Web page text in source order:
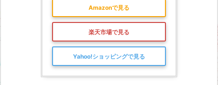
Amazonで見る
楽天市場で見る
Yahoo!ショッピングで見る